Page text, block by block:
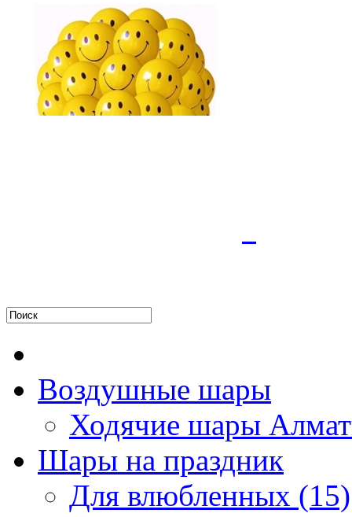
Воздушные шары
Ходячие шары
Шары на праздник
Для влюбленных (15)